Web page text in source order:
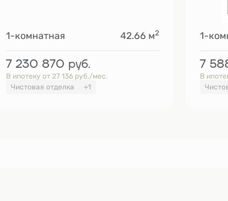
1-комнатная 42.66 м2
7 230 870 руб.
В ипотеку от 27 136 руб./мес.
Чистовая отделка
+1
1-
7
В